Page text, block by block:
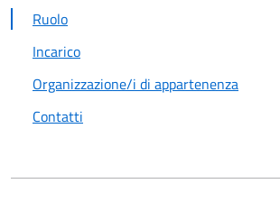
Ruolo
Incarico
Organizzazione/i di appartenenza
Contatti